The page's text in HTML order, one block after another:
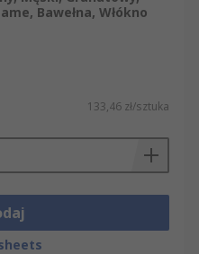
Bawełna, Włókno
133,46 zł/sztuka